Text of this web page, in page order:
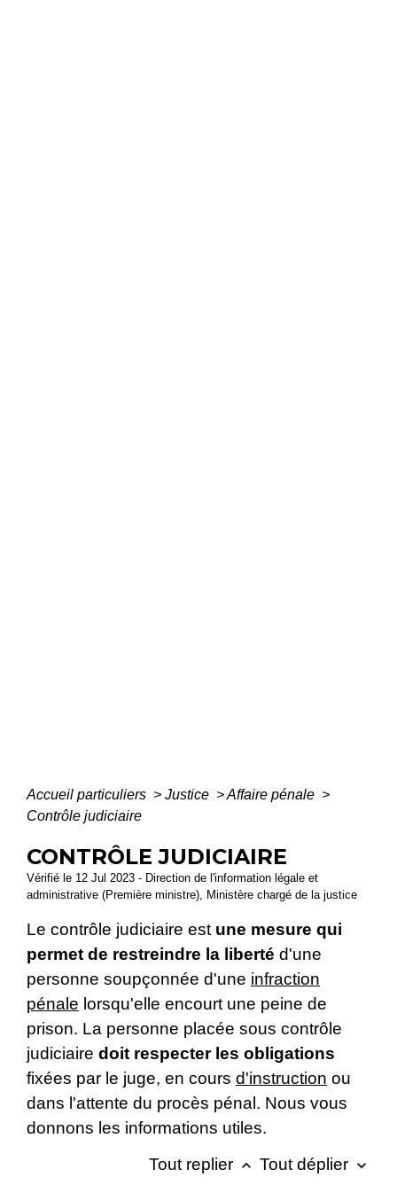
Accueil particuliers > Justice >Affaire pénale >
Contrôle judiciaire
CONTRÔLE JUDICIAIRE
Vérifié le 12 Jul 2023 - Direction de l'information légale et
administrative (Première ministre), Ministère chargé de la justice
Le contrôle judiciaire est une mesure qui
permet de restreindre la liberté d'une
personne soupçonnée d'une infraction
pénale lorsqu'elle encourt une peine de
prison. La personne placée sous contrôle
judiciaire doit respecter les obligations
fixées par le juge, en cours d'instruction ou
dans l'attente du procès pénal. Nous vous
donnons les informations utiles.
Tout replier keyboard_arrow_up Tout déplier keyboard_arrow_down